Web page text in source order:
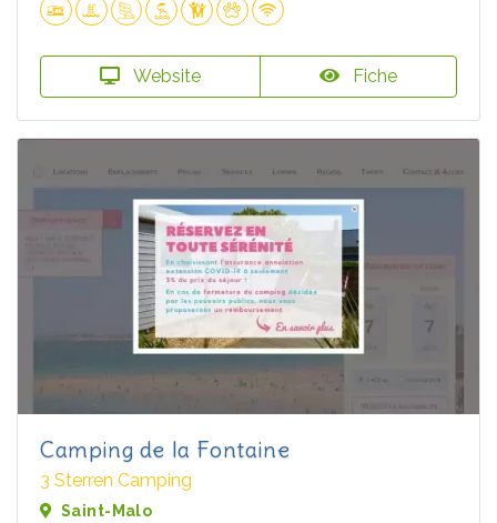
Website Fiche
Camping de la Fontaine
3 Sterren Camping
Saint-Malo